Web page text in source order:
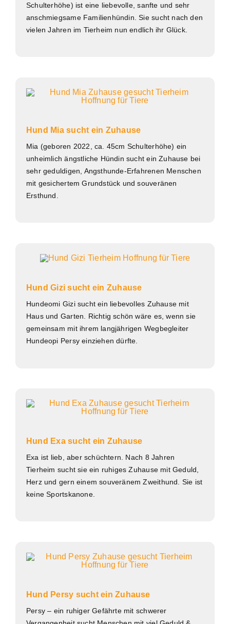
Schulterhöhe) ist eine liebevolle, sanfte und sehr
anschmiegsame Familienhündin. Sie sucht nach den
vielen Jahren im Tierheim nun endlich ihr Glück.
Hund Mia sucht ein Zuhause
Mia (geboren 2022, ca. 45cm Schulterhöhe) ein
unheimlich ängstliche Hündin sucht ein Zuhause bei
sehr geduldigen, Angsthunde-Erfahrenen Menschen
mit gesichertem Grundstück und souveränen
Ersthund.
Hund Gizi sucht ein Zuhause
Hundeomi Gizi sucht ein liebevolles Zuhause mit
Haus und Garten. Richtig schön wäre es, wenn sie
gemeinsam mit ihrem langjährigen Wegbegleiter
Hundeopi Persy einziehen dürfte.
Hund Exa sucht ein Zuhause
Exa ist lieb, aber schüchtern. Nach 8 Jahren
Tierheim sucht sie ein ruhiges Zuhause mit Geduld,
Herz und gern einem souveränem Zweithund. Sie ist
keine Sportskanone.
Hund Persy sucht ein Zuhause
Persy – ein ruhiger Gefährte mit schwerer